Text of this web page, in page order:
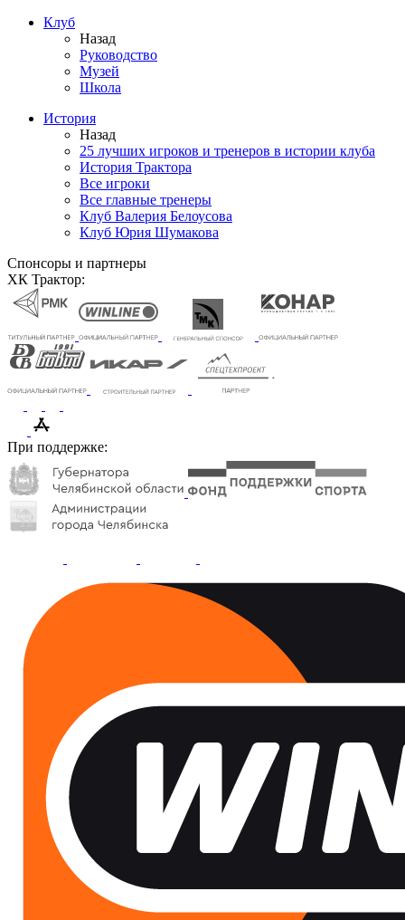
Клуб
Назад
Руководство
Музей
Школа
История
Назад
25 лучших игроков и тренеров в истории клуба
История Трактора
Все игроки
Все главные тренеры
Клуб Валерия Белоусова
Клуб Юрия Шумакова
Спонсоры и партнеры
ХК Трактор:
При поддержке: